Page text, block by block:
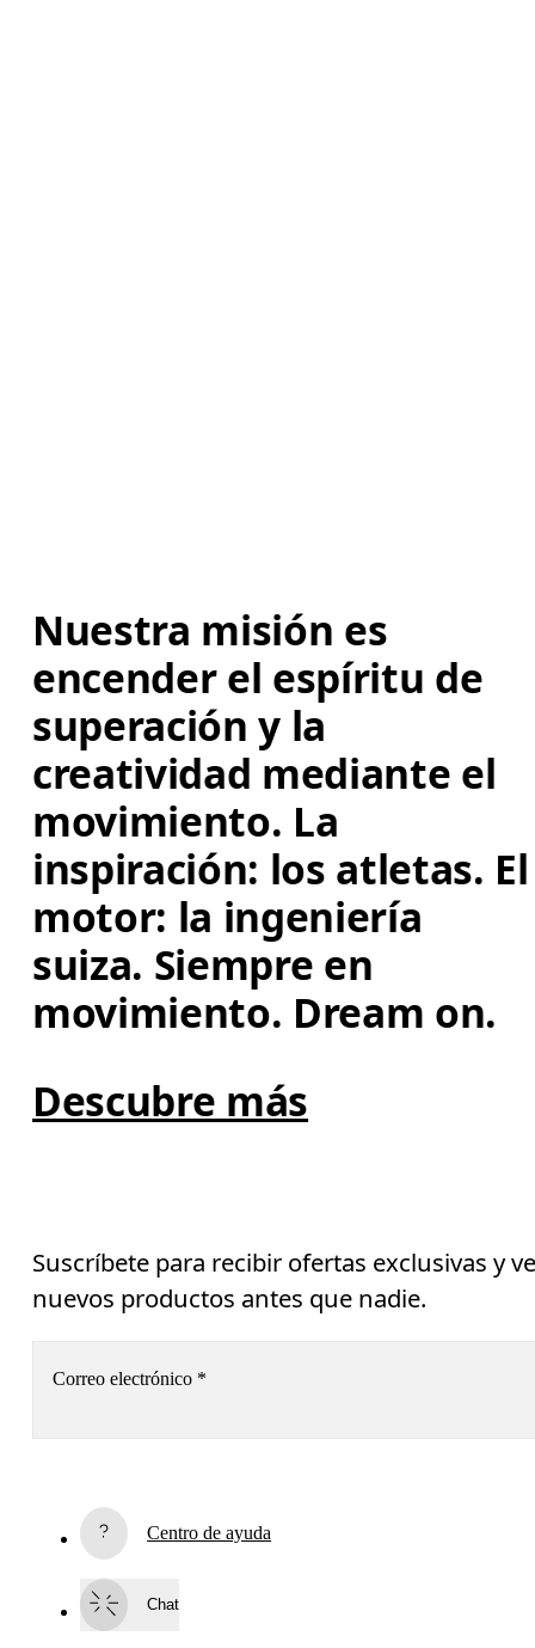
Nuestra misión es
encender el espíritu de
superación y la
creatividad mediante el
movimiento. La
inspiración: los atletas.
motor: la ingeniería
suiza. Siempre en
movimiento. Dream on.
Descubre más
Suscríbete para recibir ofertas exclusivas y
nuevos productos antes que nadie.
Correo electrónico *
Al continuar, aceptas nuestra política de privacidad. Tus datos personales
productos, encuestas y ofertas por email. El envío y el análisis con fines
estadísticos serán realizados por nuestros contratistas
con sede en los Estados Unidos. Puedes darte de baja en cualquier
Centro de ayuda
Chat